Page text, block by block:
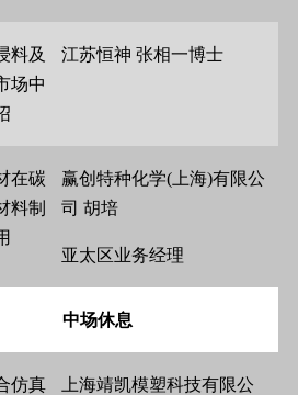
料及
场中
江苏恒神 张相一博士
在碳
料制
赢创特种化学( 上海)有限公
司 胡培
亚太区业务经理
中场休息
仿真
上海靖凯模塑科技有限公